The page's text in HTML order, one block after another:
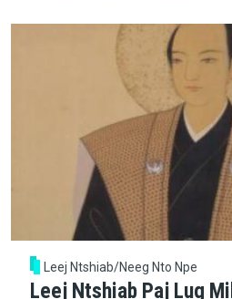
Leej Ntshiab/Neeg Nto Npe
Leej Ntshiab Paj Lug